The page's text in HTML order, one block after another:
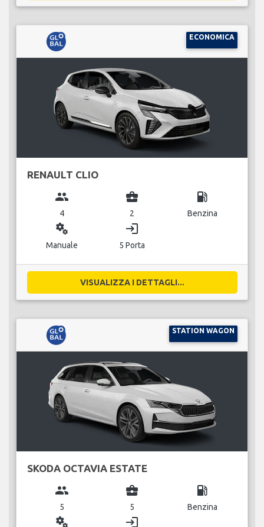
ECONOMICA
RENAULT CLIO
group
4
business_center
2
local_gas_station
Benzina
miscellaneous_services
Manuale
login
5 Porta
VISUALIZZA I DETTAGLI...
STATION WAGON
SKODA OCTAVIA ESTATE
group
5
business_center
5
local_gas_station
Benzina
miscellaneous_services login